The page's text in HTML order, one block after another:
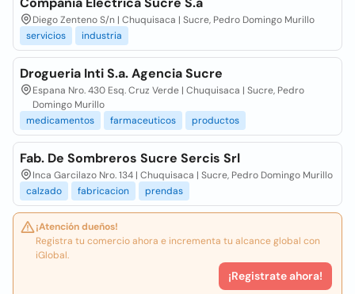
Diego Zenteno S/n | Chuquisaca | Sucre, Pedro Domingo Murillo
servicios
industria
Drogueria Inti S.a. Agencia Sucre
Espana Nro. 430 Esq. Cruz Verde | Chuquisaca | Sucre, Pedro
Domingo Murillo
medicamentos
farmaceuticos productos
Fab. De Sombreros Sucre Sercis Srl
Inca Garcilazo Nro. 134 | Chuquisaca | Sucre, Pedro Domingo Murillo
calzado
fabricacion prendas
¡Atención dueños!
Registra tu comercio ahora e incrementa tu alcance global con
iGlobal.
¡Registrate ahora!